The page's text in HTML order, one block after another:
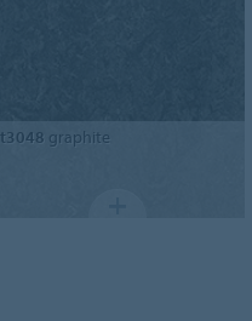
t3048 graphite